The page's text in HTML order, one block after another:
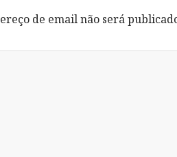
de email não será